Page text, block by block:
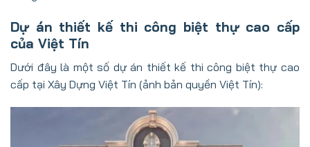
Dự án thiết kế thi công biệt thự cao cấp
của Việt Tín
Dưới đây là một số dự án thiết kế thi công biệt thự cao
cấp tại Xây Dựng Việt Tín (ảnh bản quyền Việt Tín):